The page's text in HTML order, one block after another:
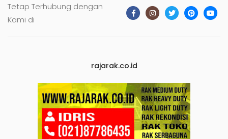
Tetap Terhubung dengan
Kami di
rajarak.co.id